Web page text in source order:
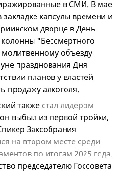
в СМИ. В мае
закладке капсулы времени и
дворце в День
колонны "Бессмертного
объезду
празднования Дня
планов у властей
продажу алкоголя.
также стал лидером
выбыл из первой тройки,
Заксобрания
на втором месте среди
по итогам 2025 года.
председателю Госсовета